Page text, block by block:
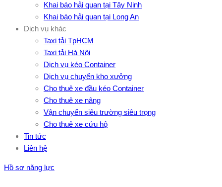
Khai báo hải quan tại Tây Ninh
Khai báo hải quan tại Long An
Dịch vụ khác
Taxi tải TpHCM
Taxi tải Hà Nội
Dịch vụ kéo Container
Dịch vụ chuyển kho xưởng
Cho thuê xe đầu kéo Container
Cho thuê xe nâng
Vận chuyển siêu trường siêu trọng
Cho thuê xe cứu hộ
Tin tức
Liên hệ
Hồ sơ năng lực